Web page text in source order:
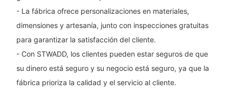
- La fábrica ofrece personalizaciones en materiales,
dimensiones y artesanía, junto con inspecciones gratuitas
para garantizar la satisfacción del cliente.
- Con STWADD, los clientes pueden estar seguros de que
su dinero está seguro y su negocio está seguro, ya que la
fábrica prioriza la calidad y el servicio al cliente.